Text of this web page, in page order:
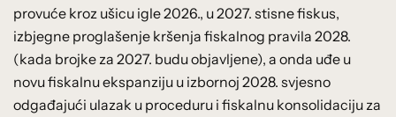
provuće kroz ušicu igle 2026., u 2027. stisne fiskus,
izbjegne proglašenje kršenja fiskalnog pravila 2028.
(kada brojke za 2027. budu objavljene), a onda uđe u
novu fiskalnu ekspanziju u izbornoj 2028. svjesno
odgađajući ulazak u proceduru i fiskalnu konsolidaciju za